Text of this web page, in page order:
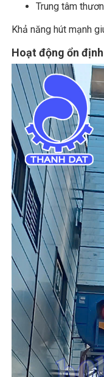
Trung tâm
Khả năng hút mạnh
Hoạt động ổn